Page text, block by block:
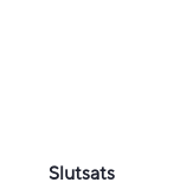
Slutsats